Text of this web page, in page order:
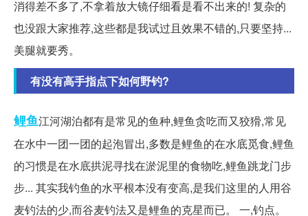
消得差不多了,不拿着放大镜仔细看是看不出来的! 复杂的
也没跟大家推荐,这些都是我试过且效果不错的,只要坚持...
美腿就要秀。
有没有高手指点下如何野钓?
鲤鱼江河湖泊都有是常见的鱼种,鲤鱼贪吃而又狡猾,常见
在水中一团一团的起泡冒出,多数是鲤鱼的在水底觅食,鲤鱼
的习惯是在水底拱泥寻找在淤泥里的食物吃,鲤鱼跳龙门步
步... 其实我钓鱼的水平根本没有变高,是我们这里的人用谷
麦钓法的少,而谷麦钓法又是鲤鱼的克星而已。 一,钓点。